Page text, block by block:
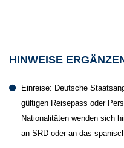
HINWEISE
Einreise: Deutsche
gültigen Reisepass oder
Nationalitäten wenden sich
an SRD oder an das